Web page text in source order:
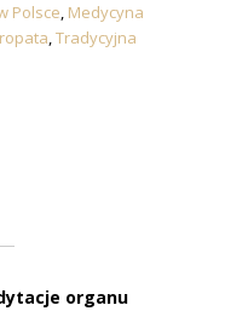
Polsce, Medycyna
,Tradycyjna
organu